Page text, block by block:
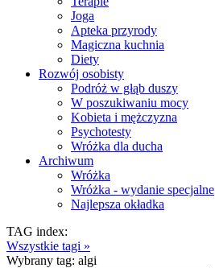
Joga
Apteka przyrody
Magiczna kuchnia
Diety
Rozwój osobisty
Podróż w głąb duszy
W poszukiwaniu mocy
Kobieta i mężczyzna
Psychotesty
Wróżka dla ducha
Archiwum
Wróżka
Wróżka - wydanie specjalne
Najlepsza okładka
TAG index:
Wszystkie tagi »
Wybrany tag: algi